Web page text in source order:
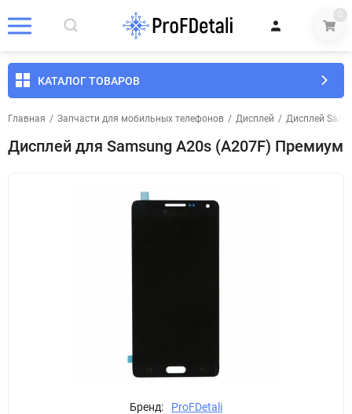
0
КАТАЛОГ ТОВАРОВ
Главная / Запчасти для мобильных телефонов / Дисплей / Дисплей
Дисплей для Samsung A20s (A207F) Премиум
Бренд: ProFDetali